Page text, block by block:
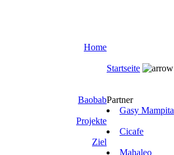
Home
Baobab
Projekte
Ziel
Startseite
Partner
Gasy Mampita
Cicafe
Mahaleo